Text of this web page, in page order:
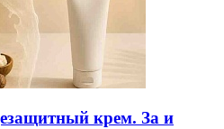
крем. За и